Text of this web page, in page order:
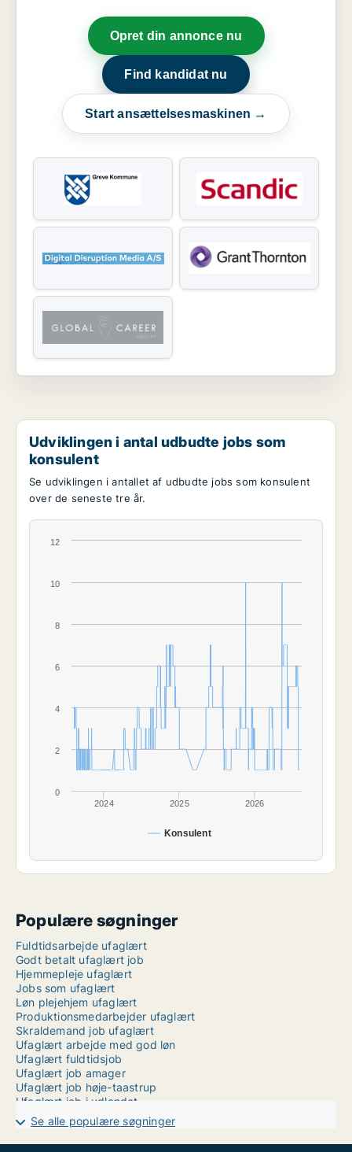
Opret din annonce nu
Find kandidat nu
Start ansættelsesmaskinen →
Udviklingen i antal udbudte jobs som
konsulent
Se udviklingen i antallet af udbudte jobs som konsulent
over de seneste tre år.
Konsulent
2024 2025 2026
0
2
4
6
8
10
12
Populære søgninger
Fuldtidsarbejde ufaglært
Godt betalt ufaglært job
Hjemmepleje ufaglært
Jobs som ufaglært
Løn plejehjem ufaglært
Produktionsmedarbejder ufaglært
Skraldemand job ufaglært
Ufaglært arbejde med god løn
Ufaglært fuldtidsjob
Ufaglært job amager
Ufaglært job høje-taastrup
Ufaglært job i udlandet
Ufaglært job lego
Ufaglært job sønderborg
Ufaglært job trekantsområdet
Se alle populære søgninger